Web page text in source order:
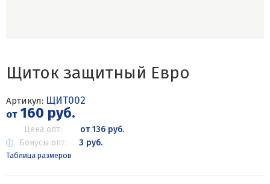
Щиток защитный Евро
Артикул: ЩИТ002
от160 руб.
Цена опт:
от 136 руб.
Бонусы опт:
3 руб.
Таблица размеров